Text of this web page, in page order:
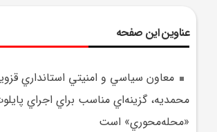
عناوین این صفحه
معاون سياسي و امنيتي استانداري
محمديه، گزينه‌اي مناسب براي اجراي
«محله‌محوري» است